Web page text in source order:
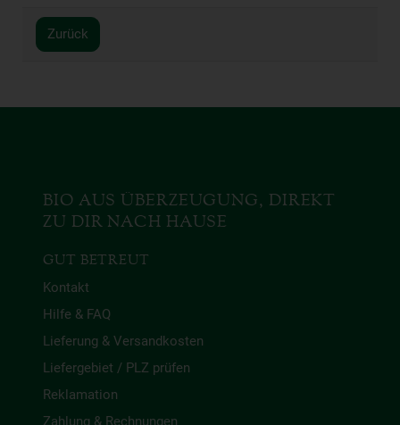
Zurück
BIO AUS ÜBERZEUGUNG, DIREKT
ZU DIR NACH HAUSE
GUT BETREUT
Kontakt
Hilfe & FAQ
Lieferung & Versandkosten
Liefergebiet / PLZ prüfen
Reklamation
Zahlung & Rechnungen